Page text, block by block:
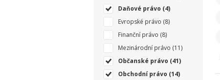
Daňové právo (4)
Evropské právo (8)
Finanční právo (8)
Mezinárodní právo (11)
Občanské právo (41)
Obchodní právo (14)